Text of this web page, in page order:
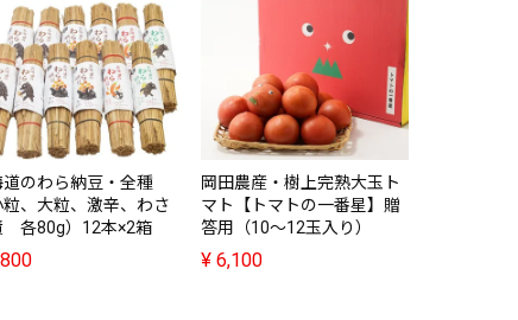
道のわら納豆・全種
粒、大粒、激辛、わさ
各80g）12本×2箱
岡田農産・樹上完熟大玉ト
マト【トマトの一番星】贈
答用（10～12玉入り）
¥ 6,100